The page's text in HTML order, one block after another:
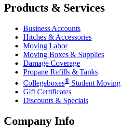
Products & Services
Business Accounts
Hitches & Accessories
Moving Labor
Moving Boxes & Supplies
Damage Coverage
Propane Refills & Tanks
Collegeboxes® Student Moving
Gift Certificates
Discounts & Specials
Company Info